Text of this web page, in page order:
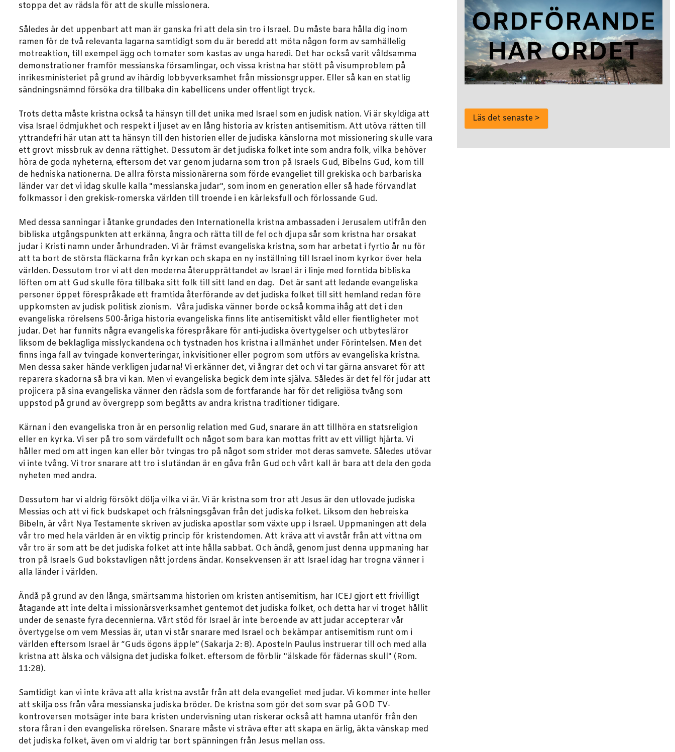
stoppa det av rädsla för att de skulle missionera.
Således är det uppenbart att man är ganska fri att dela sin tro i Israel. Du måste bara hålla dig inom
ramen för de två relevanta lagarna samtidigt som du är beredd att möta någon form av samhällelig
motreaktion, till exempel ägg och tomater som kastas av unga haredi. Det har också varit våldsamma
demonstrationer framför messianska församlingar, och vissa kristna har stött på visumproblem på
inrikesministeriet på grund av ihärdig lobbyverksamhet från missionsgrupper. Eller så kan en statlig
sändningsnämnd försöka dra tillbaka din kabellicens under offentligt tryck.
Trots detta måste kristna också ta hänsyn till det unika med Israel som en judisk nation. Vi är skyldiga att
visa Israel ödmjukhet och respekt i ljuset av en lång historia av kristen antisemitism. Att utöva rätten till
yttrandefri här utan att ta hänsyn till den historien eller de judiska känslorna mot missionering skulle vara
ett grovt missbruk av denna rättighet. Dessutom är det judiska folket inte som andra folk, vilka behöver
höra de goda nyheterna, eftersom det var genom judarna som tron på Israels Gud, Bibelns Gud, kom till
de hedniska nationerna. De allra första missionärerna som förde evangeliet till grekiska och barbariska
länder var det vi idag skulle kalla "messianska judar", som inom en generation eller så hade förvandlat
folkmassor i den grekisk-romerska världen till troende i en kärleksfull och förlossande Gud.
Med dessa sanningar i åtanke grundades den Internationella kristna ambassaden i Jerusalem utifrån den
bibliska utgångspunkten att erkänna, ångra och rätta till de fel och djupa sår som kristna har orsakat
judar i Kristi namn under århundraden. Vi är främst evangeliska kristna, som har arbetat i fyrtio år nu för
att ta bort de största fläckarna från kyrkan och skapa en ny inställning till Israel inom kyrkor över hela
världen. Dessutom tror vi att den moderna återupprättandet av Israel är i linje med forntida bibliska
löften om att Gud skulle föra tillbaka sitt folk till sitt land en dag. Det är sant att ledande evangeliska
personer öppet förespråkade ett framtida återförande av det judiska folket till sitt hemland redan före
uppkomsten av judisk politisk zionism. Våra judiska vänner borde också komma ihåg att det i den
evangeliska rörelsens 500-åriga historia evangeliska finns lite antisemitiskt våld eller fientligheter mot
judar. Det har funnits några evangeliska förespråkare för anti-judiska övertygelser och utbytesläror
liksom de beklagliga misslyckandena och tystnaden hos kristna i allmänhet under Förintelsen. Men det
finns inga fall av tvingade konverteringar, inkvisitioner eller pogrom som utförs av evangeliska kristna.
Men dessa saker hände verkligen judarna! Vi erkänner det, vi ångrar det och vi tar gärna ansvaret för att
reparera skadorna så bra vi kan. Men vi evangeliska begick dem inte själva. Således är det fel för judar att
projicera på sina evangeliska vänner den rädsla som de fortfarande har för det religiösa tvång som
uppstod på grund av övergrepp som begåtts av andra kristna traditioner tidigare.
Kärnan i den evangeliska tron är en personlig relation med Gud, snarare än att tillhöra en statsreligion
eller en kyrka. Vi ser på tro som värdefullt och något som bara kan mottas fritt av ett villigt hjärta. Vi
håller med om att ingen kan eller bör tvingas tro på något som strider mot deras samvete. Således utövar
vi inte tvång. Vi tror snarare att tro i slutändan är en gåva från Gud och vårt kall är bara att dela den goda
nyheten med andra.
Dessutom har vi aldrig försökt dölja vilka vi är. Vi är kristna som tror att Jesus är den utlovade judiska
Messias och att vi fick budskapet och frälsningsgåvan från det judiska folket. Liksom den hebreiska
Bibeln, är vårt Nya Testamente skriven av judiska apostlar som växte upp i Israel. Uppmaningen att dela
vår tro med hela världen är en viktig princip för kristendomen. Att kräva att vi avstår från att vittna om
vår tro är som att be det judiska folket att inte hålla sabbat. Och ändå, genom just denna uppmaning har
tron på Israels Gud bokstavligen nått jordens ändar. Konsekvensen är att Israel idag har trogna vänner i
alla länder i världen.
Ändå på grund av den långa, smärtsamma historien om kristen antisemitism, har ICEJ gjort ett frivilligt
åtagande att inte delta i missionärsverksamhet gentemot det judiska folket, och detta har vi troget hållit
under de senaste fyra decennierna. Vårt stöd för Israel är inte beroende av att judar accepterar vår
övertygelse om vem Messias är, utan vi står snarare med Israel och bekämpar antisemitism runt om i
världen eftersom Israel är ”Guds ögons äpple” (Sakarja 2: 8). Aposteln Paulus instruerar till och med alla
kristna att älska och välsigna det judiska folket. eftersom de förblir "älskade för fädernas skull" (Rom.
11:28).
Samtidigt kan vi inte kräva att alla kristna avstår från att dela evangeliet med judar. Vi kommer inte heller
att skilja oss från våra messianska judiska bröder. De kristna som gör det som svar på GOD TV-
kontroversen motsäger inte bara kristen undervisning utan riskerar också att hamna utanför från den
stora fåran i den evangeliska rörelsen. Snarare måste vi sträva efter att skapa en ärlig, äkta vänskap med
det judiska folket, även om vi aldrig tar bort spänningen från Jesus mellan oss.
Läs det senaste >